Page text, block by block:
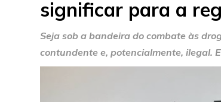
significar para a
Seja sob a bandeira do combate às
contundente e, potencialmente, ilegal.